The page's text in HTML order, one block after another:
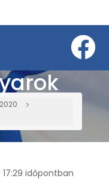
2020
időpontban